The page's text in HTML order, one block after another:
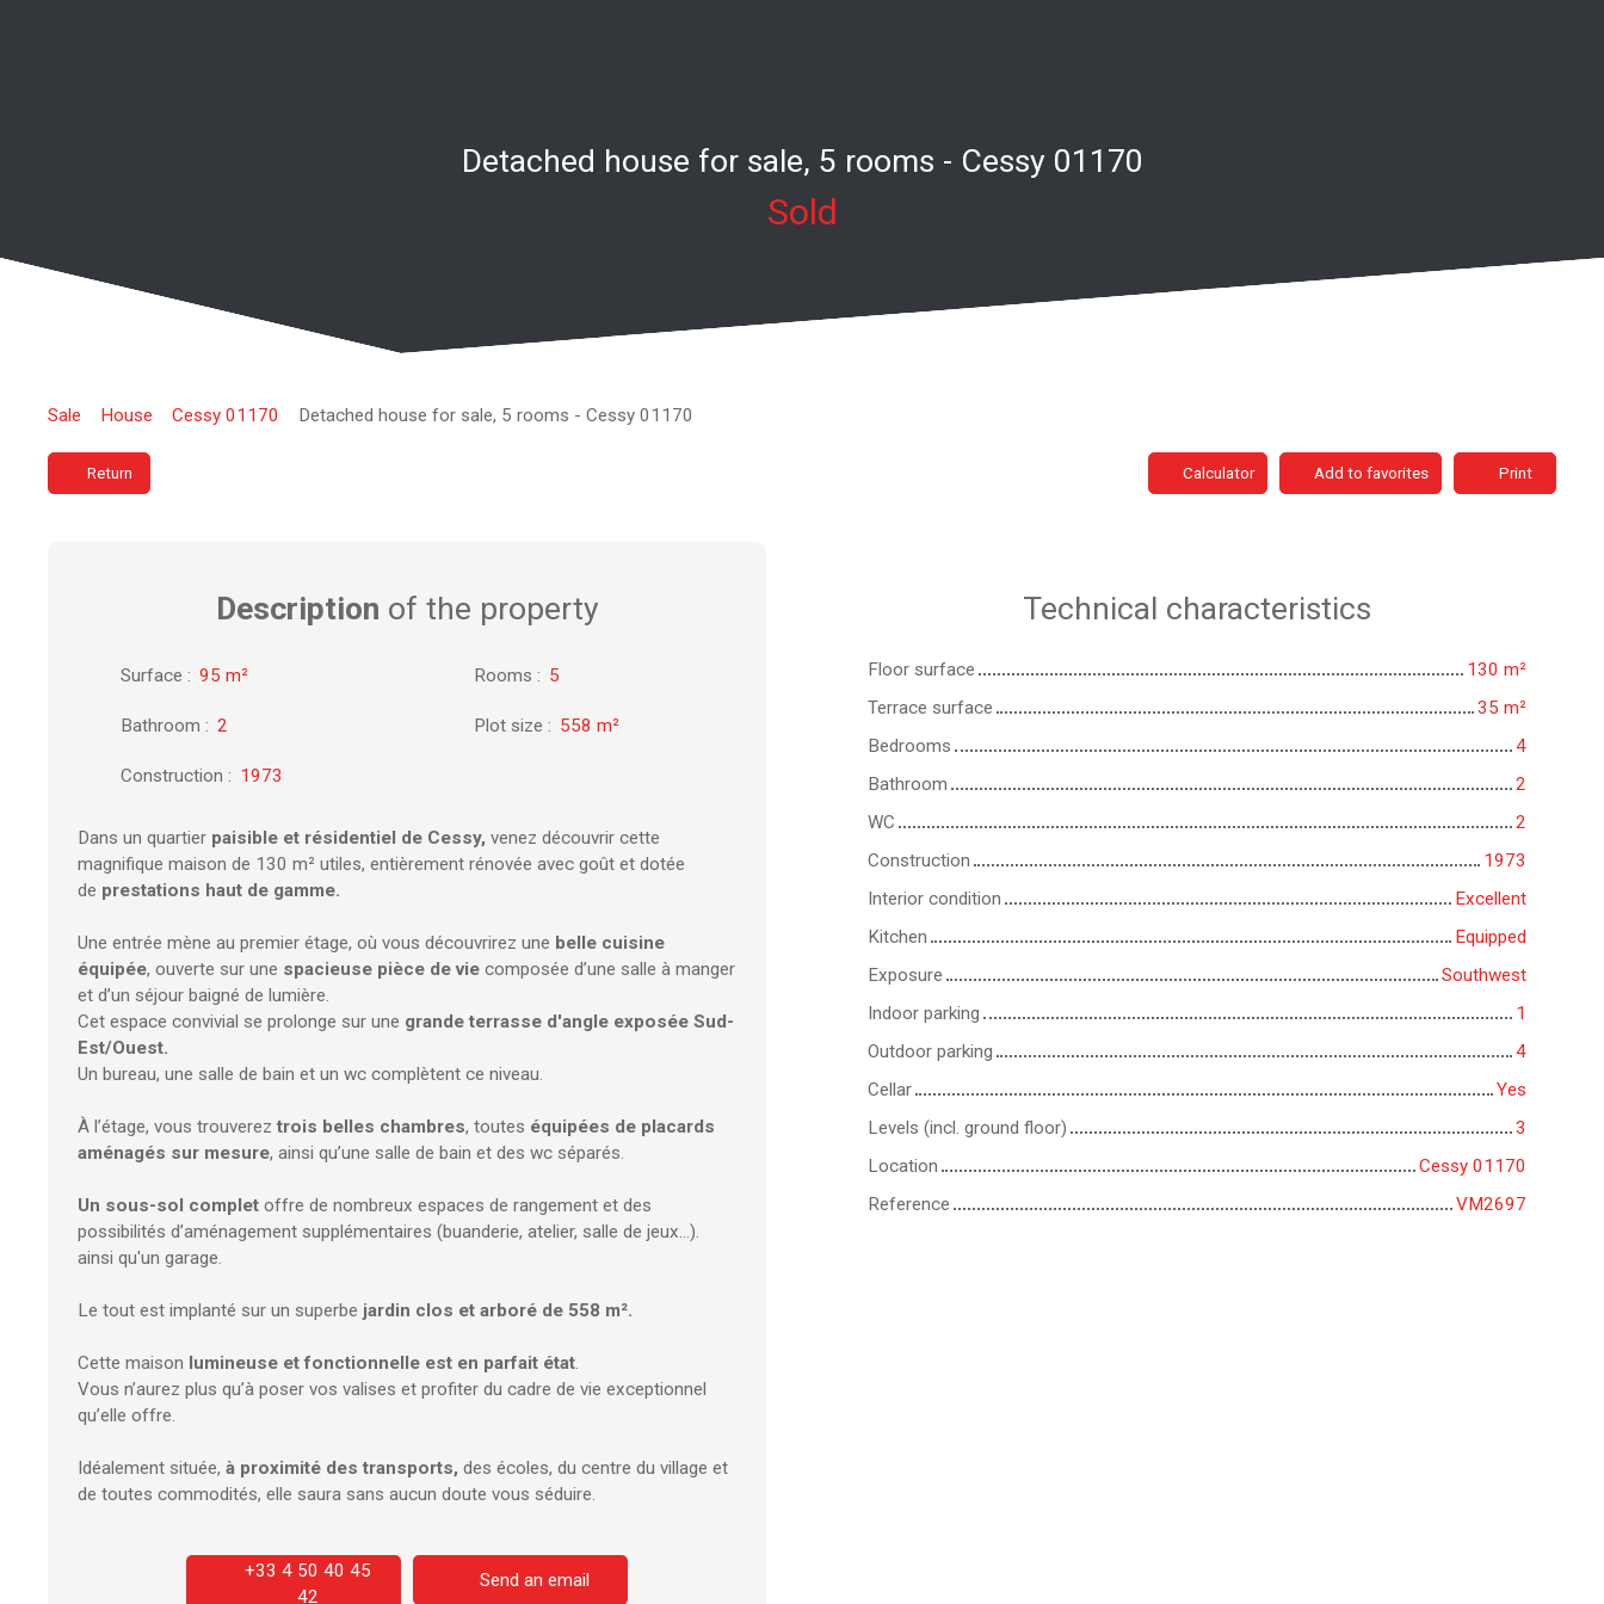
Detached house for sale, 5 rooms - Cessy 01170
Sold
Sale House Cessy 01170 Detached house for sale, 5 rooms - Cessy 01170
Return Calculator Add to favorites Print
Description of the property
Surface : 95 m² Rooms : 5
Bathroom : 2 Plot size : 558 m²
Construction : 1973
Dans un quartier paisible et résidentiel de Cessy, venez découvrir cette
magnifique maison de 130 m² utiles, entièrement rénovée avec goût et dotée
de prestations haut de gamme.
Une entrée mène au premier étage, où vous découvrirez une belle cuisine
équipée, ouverte sur une spacieuse pièce de vie composée d’une salle à manger
et d’un séjour baigné de lumière.
Cet espace convivial se prolonge sur une grande terrasse d'angle exposée Sud-
Est/Ouest.
Un bureau, une salle de bain et un wc complètent ce niveau.
À l’étage, vous trouverez trois belles chambres, toutes équipées de placards
aménagés sur mesure, ainsi qu’une salle de bain et des wc séparés.
Un sous-sol complet offre de nombreux espaces de rangement et des
possibilités d’aménagement supplémentaires (buanderie, atelier, salle de jeux…).
ainsi qu'un garage.
Le tout est implanté sur un superbe jardin clos et arboré de 558 m².
Cette maison lumineuse et fonctionnelle est en parfait état.
Vous n’aurez plus qu’à poser vos valises et profiter du cadre de vie exceptionnel
qu’elle offre.
Idéalement située, à proximité des transports, des écoles, du centre du village et
de toutes commodités, elle saura sans aucun doute vous séduire.
+33 4 50 40 45
42
Send an email
Technical characteristics
Floor surface 130 m²
Terrace surface
35 m²
Bedrooms
4
Bathroom
2
WC
2
Construction
1973
Interior condition
Excellent
Kitchen
Equipped
Exposure
Southwest
Indoor parking
1
Outdoor parking
4
Cellar
Yes
Levels (incl. ground floor)
3
Location
Cessy 01170
Reference
VM2697